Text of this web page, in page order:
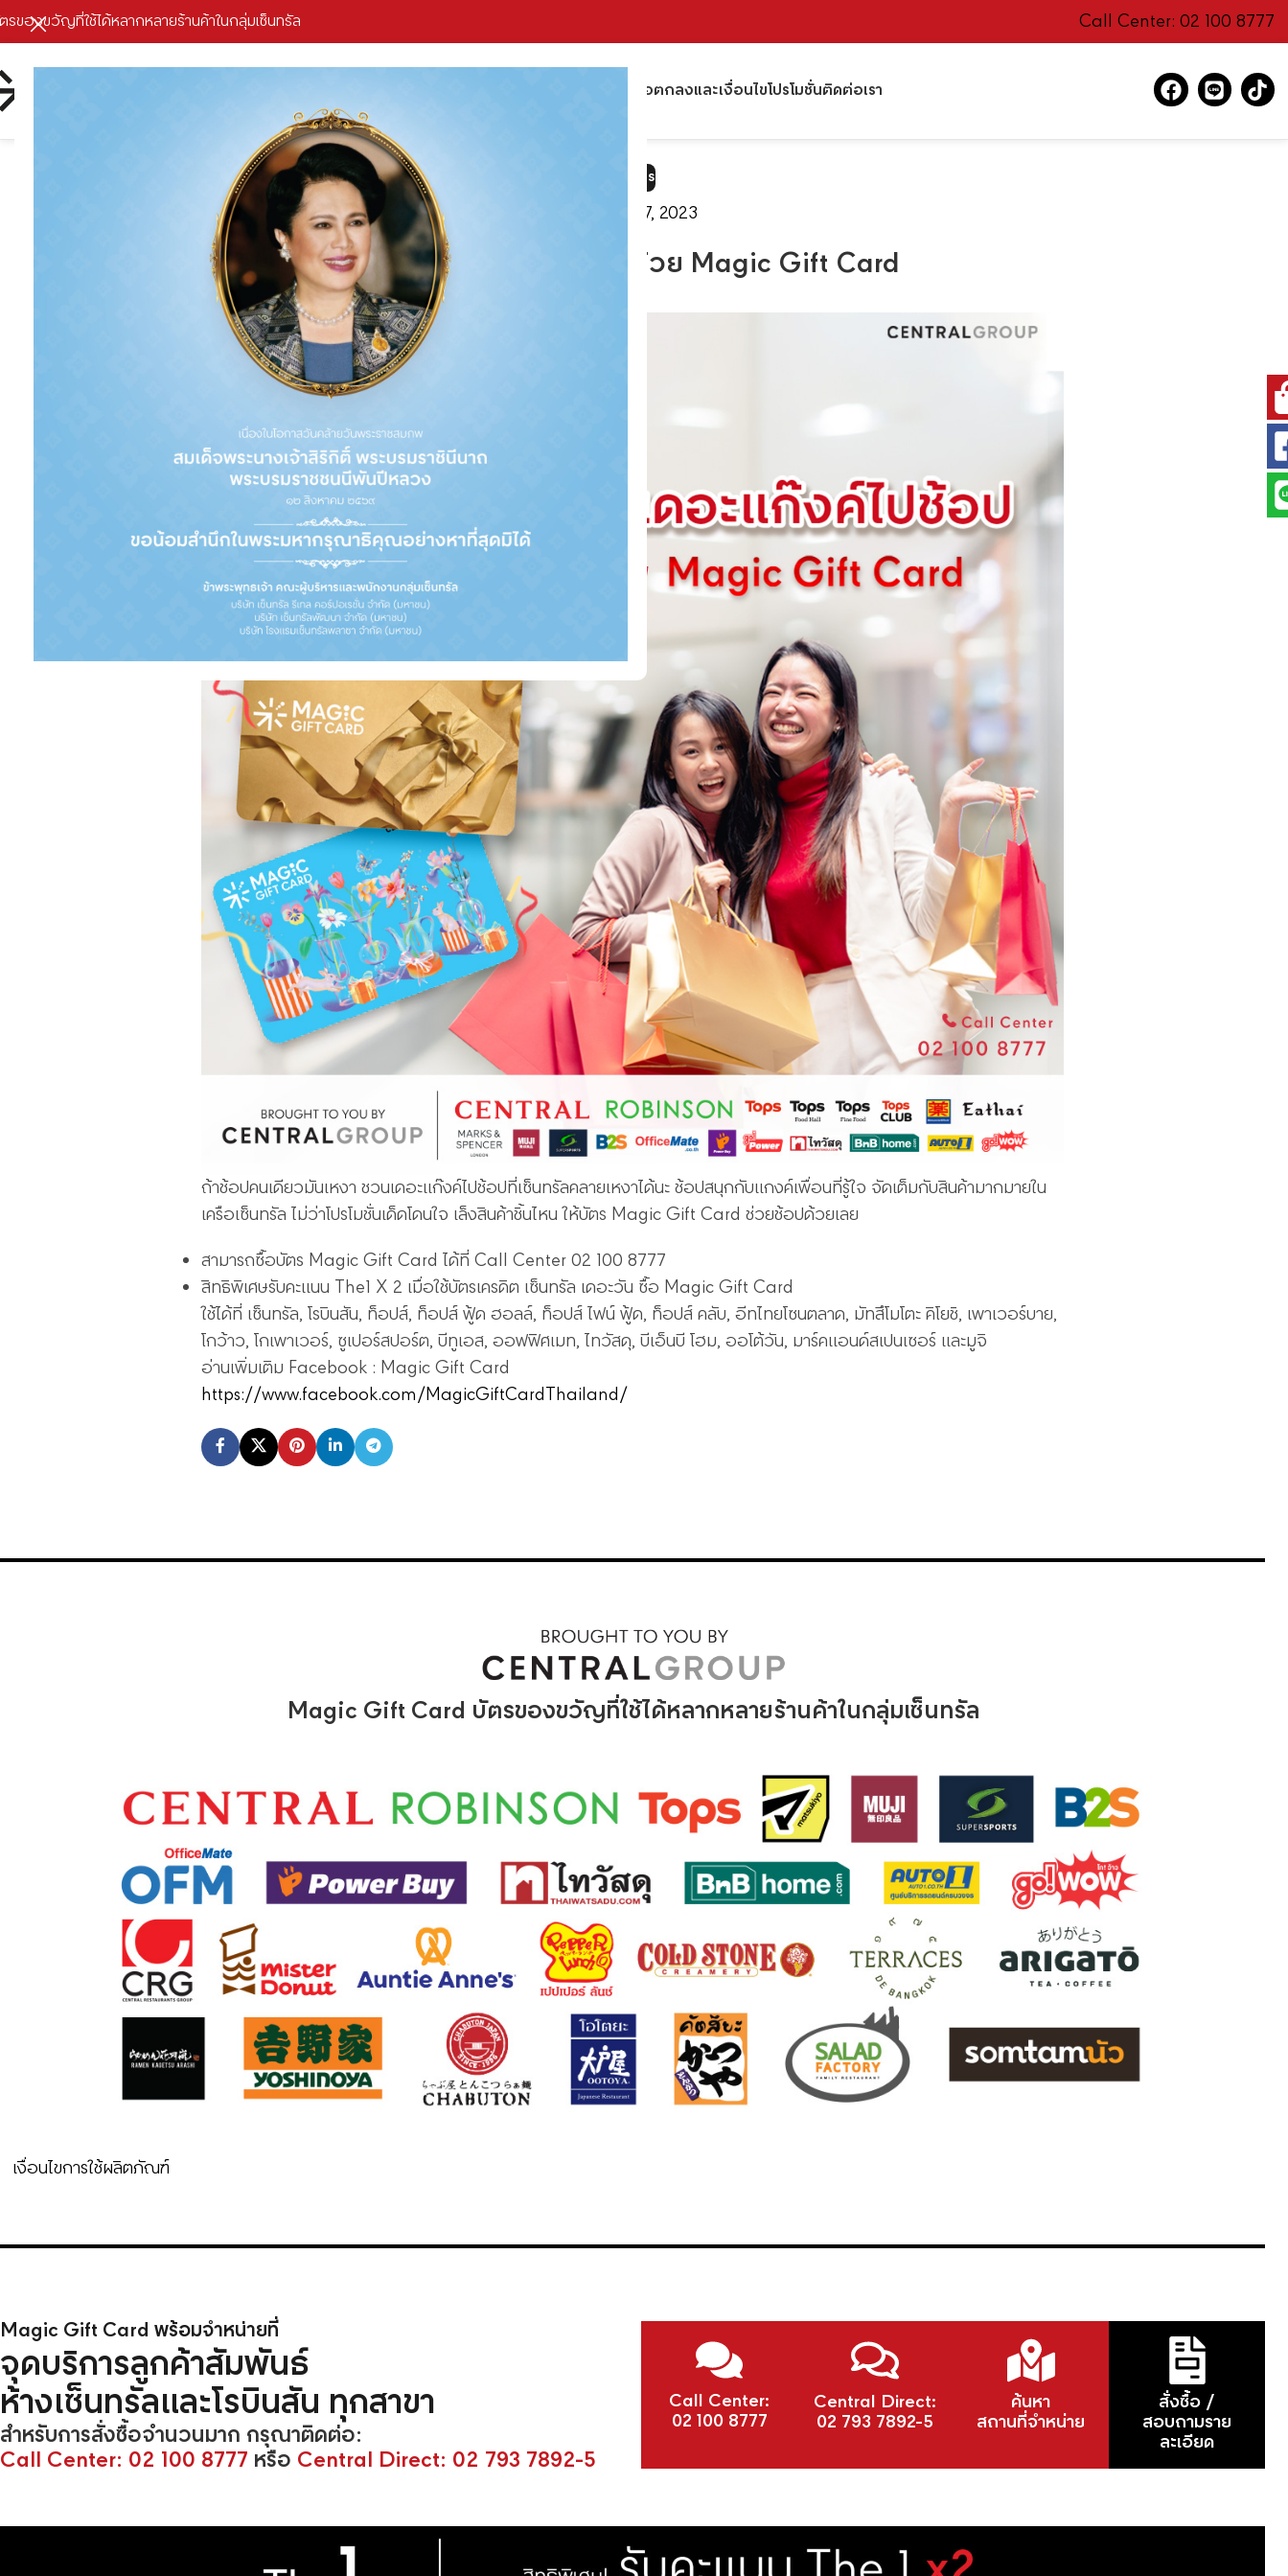
รของขวัญที่ใช้ได้หลากหลายร้านค้าในกลุ่มเซ็นทรัล Call Center: 02 100 8777
ข้อตกลงและเงื่อนไขโปรโมชั่นติดต่อเรา
ข่าวสาร
เมษายน 7, 2023
ชวนเดอะแก๊งค์ ไปช้อป ด้วย Magic Gift Card
ถ้าช้อปคนเดียวมันเหงา ชวนเดอะแก๊งค์ไปช้อปที่เซ็นทรัลคลายเหงาได้นะ ช้อปสนุกกับแกงค์เพื่อนที่รู้ใจ จัดเต็มกับสินค้ามากมายใน
เครือเซ็นทรัล ไม่ว่าโปรโมชั่นเด็ดโดนใจ เล็งสินค้าชิ้นไหน ให้บัตร Magic Gift Card ช่วยช้อปด้วยเลย
สามารถซื้อบัตร Magic Gift Card ได้ที่ Call Center 02 100 8777
สิทธิพิเศษรับคะแนน The1 X 2 เมื่อใช้บัตรเครดิต เซ็นทรัล เดอะวัน ซื้อ Magic Gift Card
ใช้ได้ที่ เซ็นทรัล, โรบินสัน, ท็อปส์, ท็อปส์ ฟู้ด ฮอลล์, ท็อปส์ ไฟน์ ฟู้ด, ท็อปส์ คลับ, อีทไทยโซนตลาด, มัทสึโมโตะ คิโยชิ, เพาเวอร์บาย,
โกว้าว, โกเพาเวอร์, ซูเปอร์สปอร์ต, บีทูเอส, ออฟฟิศเมท, ไทวัสดุ, บีเอ็นบี โฮม, ออโต้วัน, มาร์คแอนด์สเปนเซอร์ และมูจิ
อ่านเพิ่มเติม Facebook : Magic Gift Card
https://www.facebook.com/MagicGiftCardThailand/
Magic Gift Card บัตรของขวัญที่ใช้ได้หลากหลายร้านค้าในกลุ่มเซ็นทรัล
เงื่อนไขการใช้ผลิตภัณฑ์
Magic Gift Card พร้อมจำหน่ายที่
จุดบริการลูกค้าสัมพันธ์
ห้างเซ็นทรัลและโรบินสัน ทุกสาขา
สำหรับการสั่งซื้อจำนวนมาก กรุณาติดต่อ:
Call Center: 02 100 8777 หรือ Central Direct: 02 793 7892-5
Call Center:
02 100 8777
Central Direct:
02 793 7892-5
ค้นหา
สถานที่จำหน่าย
สั่งซื้อ /
สอบถามราย
ละเอียด